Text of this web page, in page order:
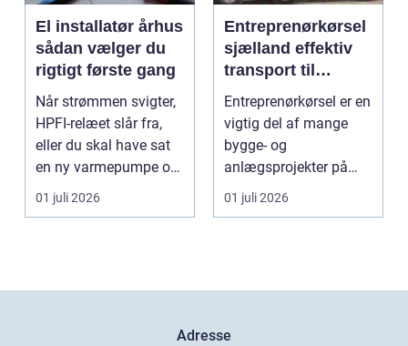
El installatør århus
sådan vælger du
rigtigt første gang
Når strømmen svigter,
HPFI-relæet slår fra,
eller du skal have sat
en ny varmepumpe op,
er en profes...
01 juli 2026
Entreprenørkørsel
sjælland effektiv
transport til
bygge- og
anlægsopgaver
Entreprenørkørsel er en
vigtig del af mange
bygge- og
anlægsprojekter på
Sjælland. Når jord skal
fly...
01 juli 2026
Adresse